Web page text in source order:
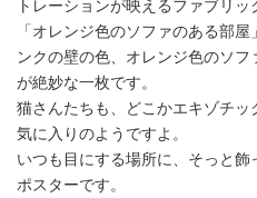
トレーションが映えるファブリッ
「オレンジ色のソファのある部
ンクの壁の色、オレンジ色のソ
が絶妙な一枚です。
猫さんたちも、どこかエキゾチ
気に入りのようですよ。
いつも目にする場所に、そっと
ポスターです。